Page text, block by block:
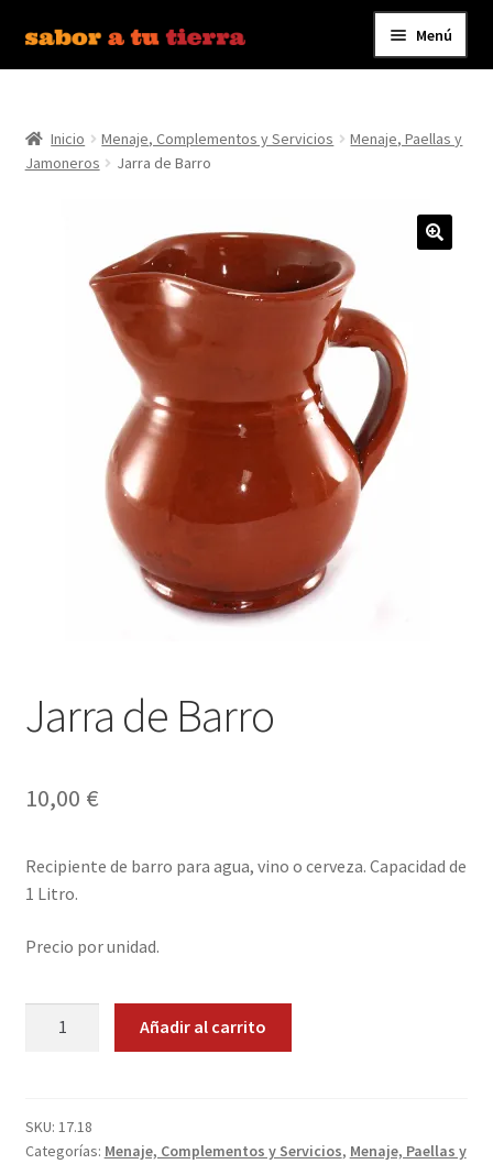
Ir
a
Ir
al
Menú
Bebidas
Carnes y Embutidos
Conservas y Platos Preparados
Contáctanos
Finalizar compra
Menaje, Complementos y Servicios
Mi cuenta
Novedades
Pescados y Mariscos
Política de Privacidad Y Cookies
Promociones
Términos y condiciones
Inicio Menaje, Complementos y Servicios
Menaje, Paellas y
Jamoneros
Jarra de Barro
Jarra de Barro
10,00 €
Recipiente de barro para agua, vino o cerveza. Capacidad de
1 Litro.
Precio por unidad.
Añadir al carrito
SKU: 17.18
Categorías: Menaje, Complementos y Servicios, Menaje, Paellas y